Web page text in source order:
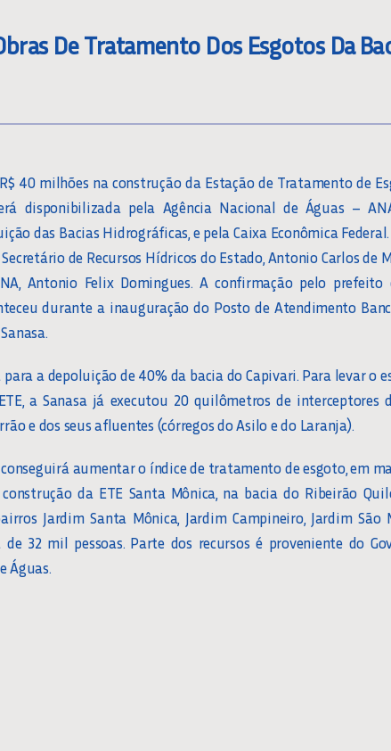
De Tratamento Dos Esgotos Da
40 milhões na construção da Estação de Tratamento de
disponibilizada pela Agência Nacional de Águas –
das Bacias Hidrográficas, e pela Caixa Econômica
de Recursos Hídricos do Estado, Antonio Carlos de
Antonio Felix Domingues. A confirmação pelo prefeito
durante a inauguração do Posto de Atendimento
a depoluição de 40% da bacia do Capivari. Para levar o
a Sanasa já executou 20 quilômetros de interceptores
e dos seus afluentes (córregos do Asilo e do Laranja).
aumentar o índice de tratamento de esgoto, em
da ETE Santa Mônica, na bacia do Ribeirão
Jardim Santa Mônica, Jardim Campineiro, Jardim São
de 32 mil pessoas. Parte dos recursos é proveniente do
Águas.